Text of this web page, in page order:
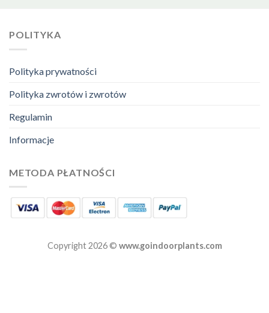
POLITYKA
Polityka prywatności
Polityka zwrotów i zwrotów
Regulamin
Informacje
METODA PŁATNOŚCI
Copyright 2026 © www.goindoorplants.com